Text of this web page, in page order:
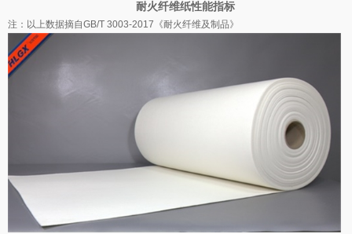
耐火纤维纸性能指标
注：以上数据摘自GB/T 3003-2017《耐火纤维及制品》